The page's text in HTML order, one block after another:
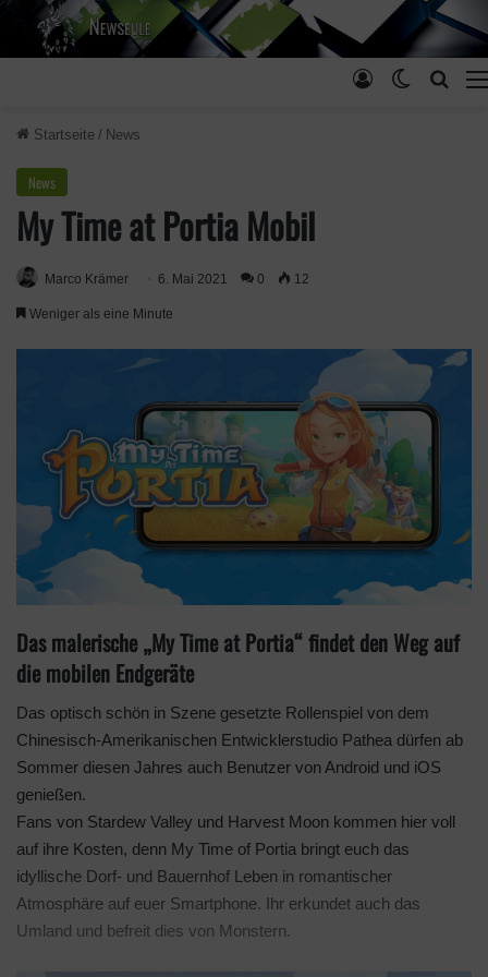
Skin
Anmelden
Startseite / News
News
My Time at Portia Mobil
Marco Krämer 6. Mai 2021 0 12
Weniger als eine Minute
Das malerische „My Time at Portia“ findet den Weg auf
die mobilen Endgeräte
Das optisch schön in Szene gesetzte Rollenspiel von dem
Chinesisch-Amerikanischen Entwicklerstudio Pathea dürfen ab
Sommer diesen Jahres auch Benutzer von Android und iOS
genießen.
Fans von Stardew Valley und Harvest Moon kommen hier voll
auf ihre Kosten, denn My Time of Portia bringt euch das
idyllische Dorf- und Bauernhof Leben in romantischer
Atmosphäre auf euer Smartphone. Ihr erkundet auch das
Umland und befreit dies von Monstern.